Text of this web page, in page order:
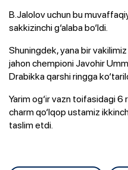
B.Jalolov uchun bu
sakkizinchi g‘alaba bo‘ldi.
Shuningdek, yana bir
jahon chempioni Javohir
Drabikka qarshi ringga
Yarim og‘ir vazn toifasidagi
charm qo‘lqop ustamiz
taslim etdi.